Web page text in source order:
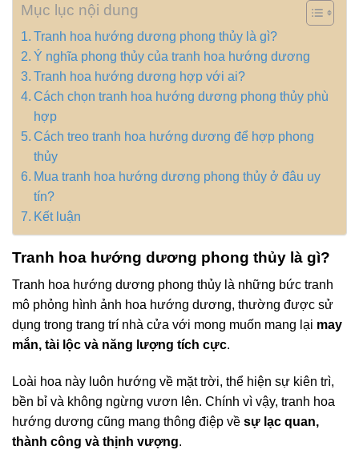
Mục lục nội dung
Tranh hoa hướng dương phong thủy là gì?
Ý nghĩa phong thủy của tranh hoa hướng dương
Tranh hoa hướng dương hợp với ai?
Cách chọn tranh hoa hướng dương phong thủy phù
hợp
Cách treo tranh hoa hướng dương để hợp phong
thủy
Mua tranh hoa hướng dương phong thủy ở đâu uy
tín?
Kết luận
Tranh hoa hướng dương phong thủy là gì?
Tranh hoa hướng dương phong thủy là những bức tranh
mô phỏng hình ảnh hoa hướng dương, thường được sử
dụng trong trang trí nhà cửa với mong muốn mang lại may
mắn, tài lộc và năng lượng tích cực.
Loài hoa này luôn hướng về mặt trời, thể hiện sự kiên trì,
bền bỉ và không ngừng vươn lên. Chính vì vậy, tranh hoa
hướng dương cũng mang thông điệp về sự lạc quan,
thành công và thịnh vượng.